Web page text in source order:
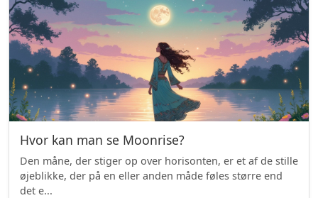
Hvor kan man se Moonrise?
Den måne, der stiger op over horisonten, er et af de stille
øjeblikke, der på en eller anden måde føles større end
det e...